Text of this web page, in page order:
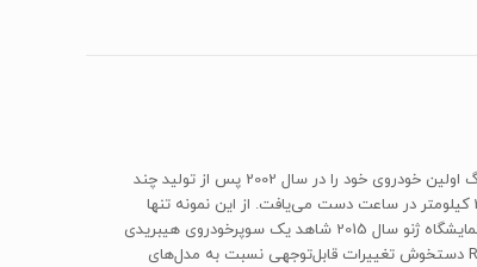
«کمپانی کونیگزگ» در سال 1996 توسط شخصی به نام «کریستین کونیگزگ» تاسیس شد و کارش را با تولید اتومبیل‌های سوپر اسپرت در سوئد آغاز کرد. کونیگزگ اولین خودروی خود را در سال 2002 پس از تولید چند
نمونه پروتوتایپ به بازار عرضه کرد. این خودرو که‌ CC8R‌ نام داشت صفر تا صد کیلومتر را در مدت زمان 3.2 ثانیه طی می‌کرد و در نهایت به حداکثر سرعت 395 کیلومتر در ساعت دست می‌یافت. از این نمونه تنها
شش دستگاه تولید و در سال 2004 مدل CCR‌‌ جایگزین آن شد. از مدل‌ ccr‌ نیز 15 عدد تولید و در نهایت در سال 2006 جای خود را به مدل‌ CCX‌ داد؛ همچنین در نمایشگاه ژنو سال 2015 شاهد یک سوپر‌خودروی هیبریدی
منحصر‌به‌فرد دیگر از کونیگزگ به‌نام‌ Regera‌ بودیم که با ویژگی‌های خاص توجه علاقه‌مندان و نشریات خودرویی را به خود جلب کرده است. طراحی خارجی ‌Regera‌ دستخوش تغییرات قابل‌توجهی نسبت به مدل‌های